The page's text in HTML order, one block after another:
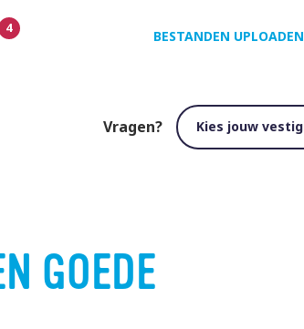
BESTANDEN UPLOADEN
Vragen?
GOEDE